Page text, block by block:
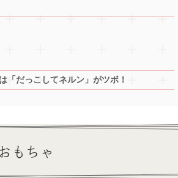
「だっこしてネルン」がツボ！
もちゃ